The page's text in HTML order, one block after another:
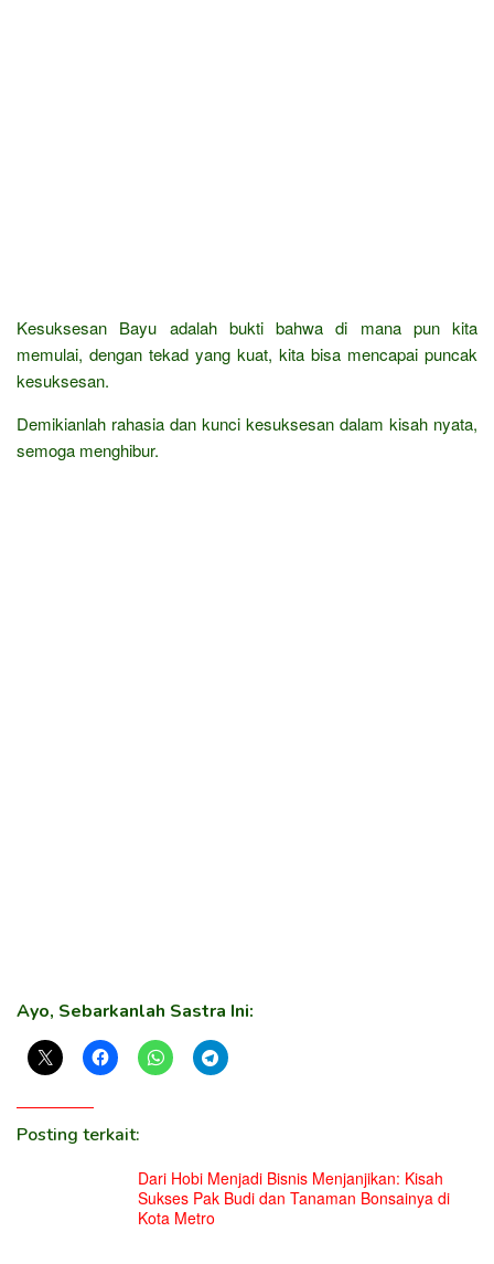
Kesuksesan Bayu adalah bukti bahwa di mana pun kita
memulai, dengan tekad yang kuat, kita bisa mencapai puncak
kesuksesan.
Demikianlah rahasia dan kunci kesuksesan dalam kisah nyata,
semoga menghibur.
Ayo, Sebarkanlah Sastra Ini:
Posting terkait:
Dari Hobi Menjadi Bisnis Menjanjikan: Kisah
Sukses Pak Budi dan Tanaman Bonsainya di
Kota Metro